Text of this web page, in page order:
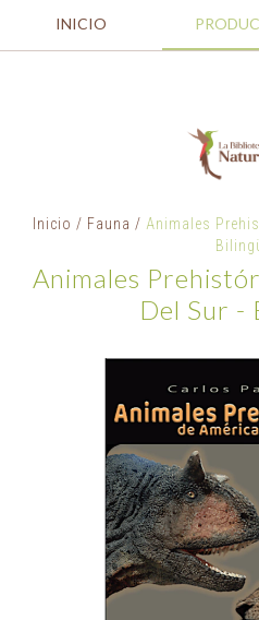
INICIO
Inicio / Fauna / Animales
Animales
Del Sur -